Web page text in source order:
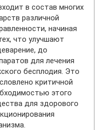
в состав многих
различной
начиная
что улучшают
до
для лечения
бесплодия. Это
критичной
этого
для здорового